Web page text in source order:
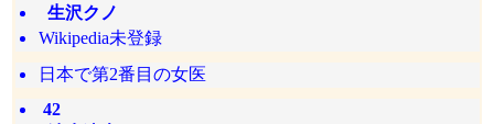
生沢クノ
Wikipedia未登録
日本で第2番目の女医
42